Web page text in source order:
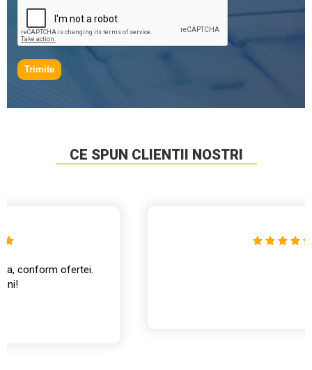
Trimite
CE SPUN CLIENTII NOSTRI